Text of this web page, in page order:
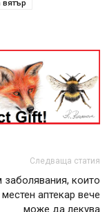
Следваща статия
които
аптекар вече
може да лекува